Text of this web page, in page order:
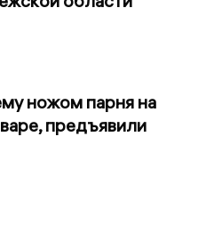
ножом парня на
предъявили